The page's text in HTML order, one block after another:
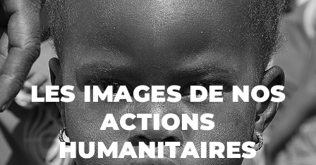
LES IMAGES DE NOS
ACTIONS
HUMANITAIRES